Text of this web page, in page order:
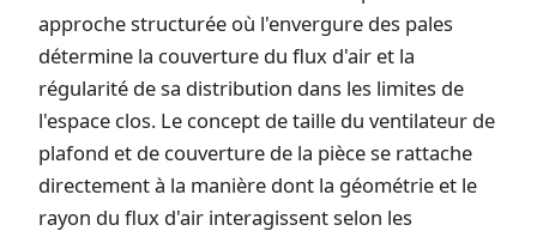
approche structurée où l'envergure des pales
détermine la couverture du flux d'air et la
régularité de sa distribution dans les limites de
l'espace clos. Le concept de taille du ventilateur de
plafond et de couverture de la pièce se rattache
directement à la manière dont la géométrie et le
rayon du flux d'air interagissent selon les